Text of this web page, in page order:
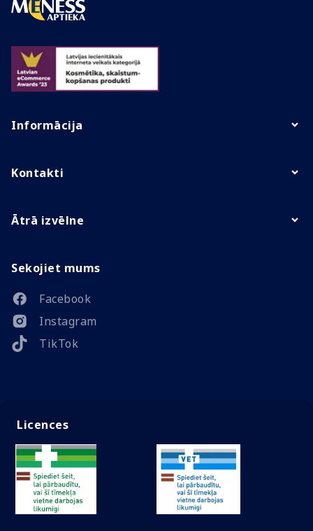
Informācija
Kontakti
Ātrā izvēlne
Sekojiet mums
Facebook
Instagram
TikTok
Licences